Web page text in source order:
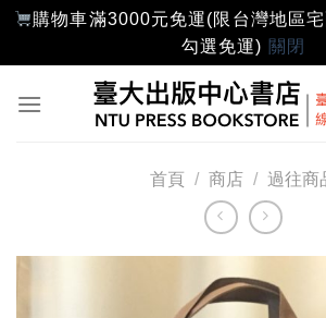
購物車滿3000元免運(限台灣地區
勾選免運) 關閉
首頁 / 商店 / 過往商